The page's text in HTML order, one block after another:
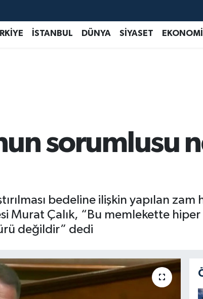
İSTANBUL DÜNYA SİYASET EKONOMİ
sorumlusu
bedeline ilişkin yapılan
Murat Çalık, “Bu memlekette
değildir” dedi